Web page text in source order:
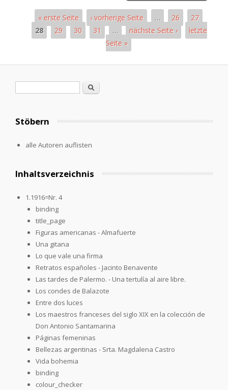
« erste Seite ‹ vorherige Seite … 26
27
28
29 30 31 … nächste Seite ›
letzte
Seite »
Search
Stöbern
alle Autoren auflisten
Inhaltsverzeichnis
1.1916=Nr. 4
binding
title_page
Figuras americanas - Almafuerte
Una gitana
Lo que vale una firma
Retratos españoles - Jacinto Benavente
Las tardes de Palermo. - Una tertulía al aire libre.
Los condes de Balazote
Entre dos luces
Los maestros franceses del siglo XIX en la colección de
Don Antonio Santamarina
Páginas femeninas
Bellezas argentinas - Srta. Magdalena Castro
Vida bohemia
binding
colour_checker